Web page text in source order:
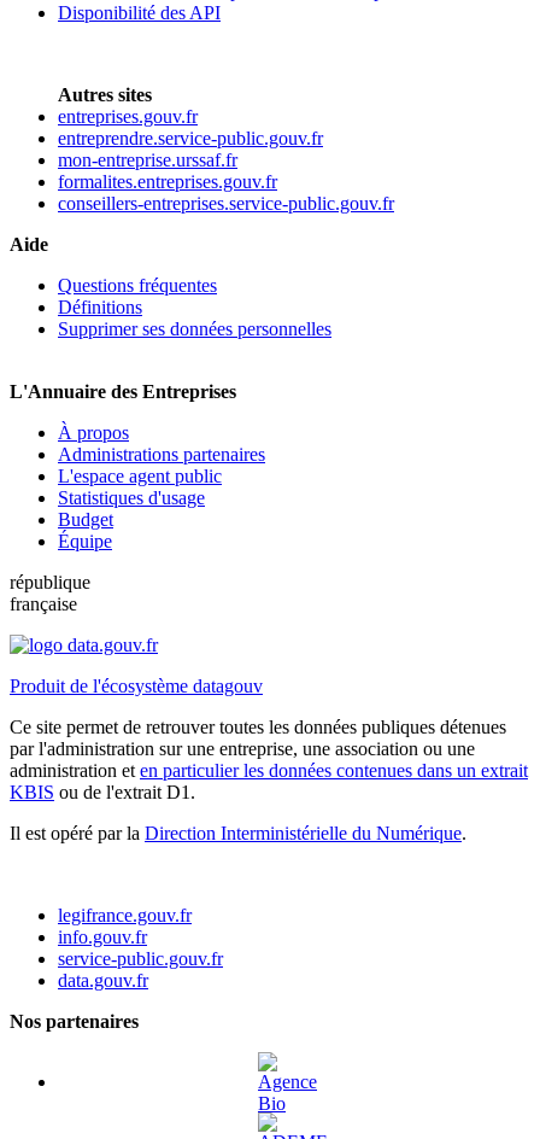
Disponibilité des API
Autres sites
entreprises.gouv.fr
entreprendre.service-public.gouv.fr
mon-entreprise.urssaf.fr
formalites.entreprises.gouv.fr
conseillers-entreprises.service-public.gouv.fr
Aide
Questions fréquentes
Définitions
Supprimer ses données personnelles
L'Annuaire des Entreprises
À propos
Administrations partenaires
L'espace agent public
Statistiques d'usage
Budget
Équipe
république
française
Produit de l'écosystème datagouv
Ce site permet de retrouver toutes les données publiques détenues
par l'administration sur une entreprise, une association ou une
administration et en particulier les données contenues dans un extrait
KBIS ou de l'extrait D1.
Il est opéré par la Direction Interministérielle du Numérique.
legifrance.gouv.fr
info.gouv.fr
service-public.gouv.fr
data.gouv.fr
Nos partenaires